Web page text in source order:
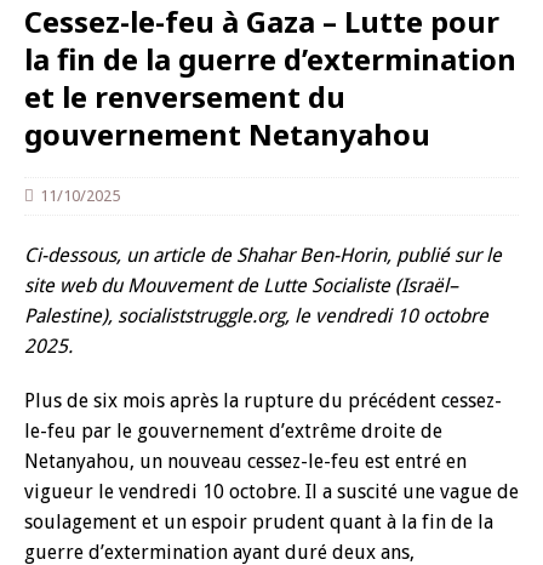
Cessez-le-feu à Gaza – Lutte pour
la fin de la guerre d’extermination
et le renversement du
gouvernement Netanyahou
11/10/2025
Ci-dessous, un article de Shahar Ben-Horin, publié sur le
site web du Mouvement de Lutte Socialiste (Israël–
Palestine), socialiststruggle.org, le vendredi 10 octobre
2025.
Plus de six mois après la rupture du précédent cessez-
le-feu par le gouvernement d’extrême droite de
Netanyahou, un nouveau cessez-le-feu est entré en
vigueur le vendredi 10 octobre. Il a suscité une vague de
soulagement et un espoir prudent quant à la fin de la
guerre d’extermination ayant duré deux ans,